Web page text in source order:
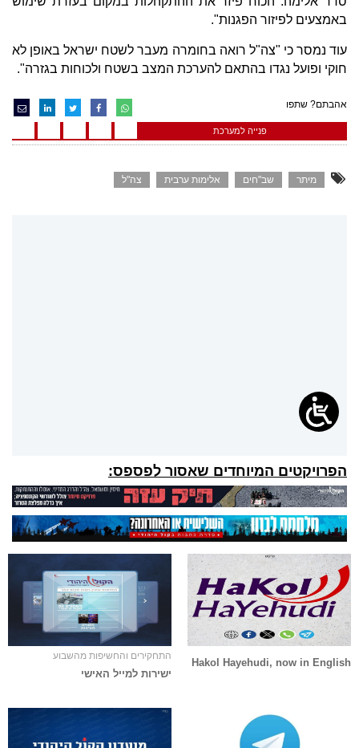
באמצעים לפיזור הפגנות".
עוד נמסר כי "צה"ל רואה בחומרה מעבר לשטח ישראל באופן לא
חוקי ופועל נגדו בהתאם להערכת המצב בשטח ולכוחות בגזרה".
אהבתם? שתפו
פנייה למערכת
מיתר שב"חים אלימות ערבית צה"ל
הפרויקטים המיוחדים שאסור לפספס:
Hakol Hayehudi, now in English
התחקירים והחשיפות מהשבוע
ישירות למייל האישי